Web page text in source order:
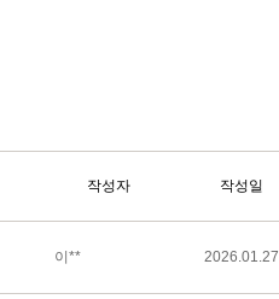
작성자 작성일
이** 2026.01.27